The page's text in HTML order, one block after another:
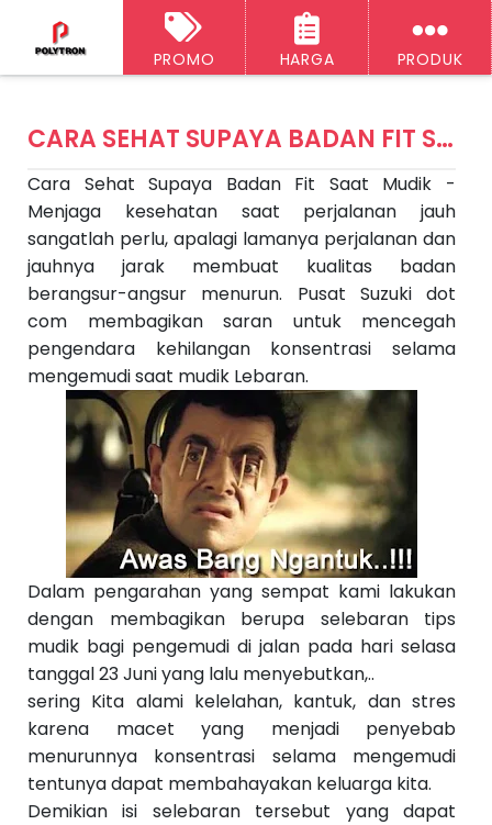
PROMO HARGA PRODUK
CARA SEHAT SUPAYA BADAN FIT SAAT MUDIK
Cara Sehat Supaya Badan Fit Saat Mudik -
Menjaga kesehatan saat perjalanan jauh
sangatlah perlu, apalagi lamanya perjalanan dan
jauhnya jarak membuat kualitas badan
berangsur-angsur menurun. Pusat Suzuki dot
com membagikan saran untuk mencegah
pengendara kehilangan konsentrasi selama
mengemudi saat mudik Lebaran.
Dalam pengarahan yang sempat kami lakukan
dengan membagikan berupa selebaran tips
mudik bagi pengemudi di jalan pada hari selasa
tanggal 23 Juni yang lalu menyebutkan,..
sering Kita alami kelelahan, kantuk, dan stres
karena macet yang menjadi penyebab
menurunnya konsentrasi selama mengemudi
tentunya dapat membahayakan keluarga kita.
Demikian isi selebaran tersebut yang dapat
m
n
y
a
››